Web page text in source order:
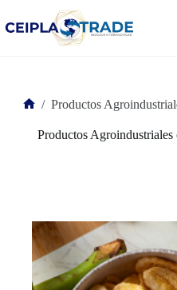
al
contenido
/ Productos
Productos